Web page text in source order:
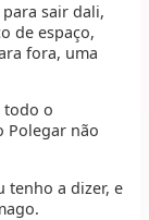
sair dali,
de espaço,
fora, uma
todo o
Polegar não
tenho a dizer, e